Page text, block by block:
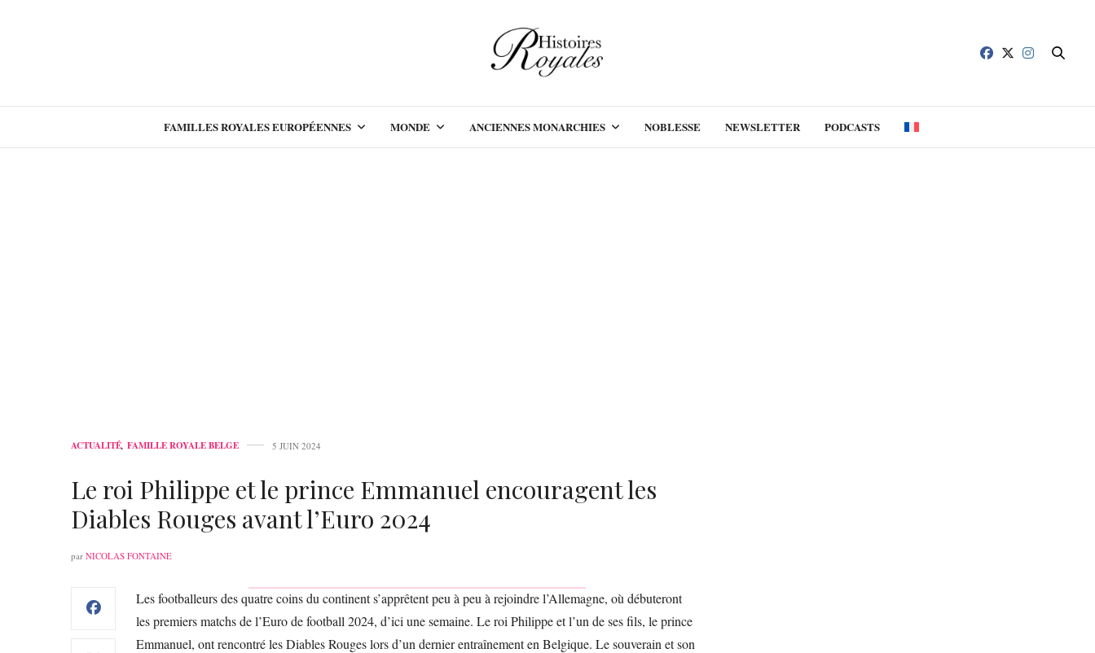
FAMILLES ROYALES EUROPÉENNES MONDE ANCIENNES MONARCHIES NOBLESSE NEWSLETTER PODCASTS
ACTUALITÉ, FAMILLE ROYALE BELGE 5 JUIN 2024
Le roi Philippe et le prince Emmanuel encouragent les
Diables Rouges avant l’Euro 2024
par NICOLAS FONTAINE
Les footballeurs des quatre coins du continent s’apprêtent peu à peu à rejoindre l’Allemagne, où débuteront
les premiers matchs de l’Euro de football 2024, d’ici une semaine. Le roi Philippe et l’un de ses fils, le prince
Emmanuel, ont rencontré les Diables Rouges lors d’un dernier entraînement en Belgique. Le souverain et son